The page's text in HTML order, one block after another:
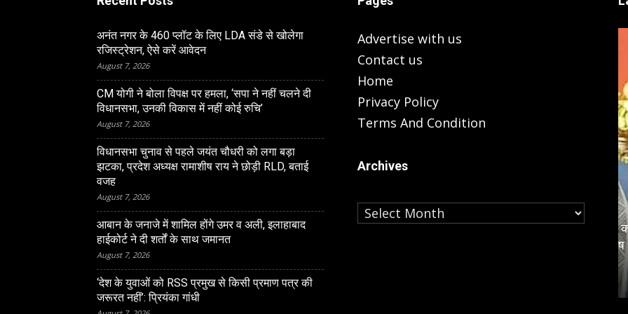
अनंत नगर के 460 प्‍लॉट के लिए LDA संडे से खोलेगा
रजिस्‍ट्रेशन, ऐसे करें आवेदन
August 7, 2026
CM योगी ने बोला विपक्ष पर हमला, ‘सपा ने नहीं चलने दी
विधानसभा, उनकी विकास में नहीं कोई रुचि’
August 7, 2026
विधानसभा चुनाव से पहले जयंत चौधरी को लगा बड़ा
झटका, प्रदेश अध्यक्ष रामाशीष राय ने छोड़ी RLD, बताई
वजह
August 7, 2026
आबान के जनाजे में शामिल होंगे उमर व अली, इलाहाबाद
हाईकोर्ट ने दी शर्तों के साथ जमानत
August 7, 2026
‘देश के युवाओं को RSS प्रमुख से किसी प्रमाण पत्र की
जरूरत नहीं’: प्रियंका गांधी
Advertise with us
Contact us
Home
Privacy Policy
Terms And Condition
Archives
Archives
CM योगी ने बोला विपक्ष पर हमला, ‘सपा ने
नहीं चलने दी विधानसभा, उनकी विकास में
LUCKNOW